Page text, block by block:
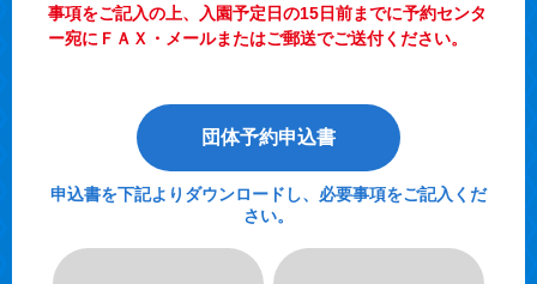
事項をご記入の上、入園予定日の15日前までに予約センタ
ー宛にＦＡＸ・メールまたはご郵送でご送付ください。
団体予約申込書
申込書を下記よりダウンロードし、必要事項をご記入くだ
さい。